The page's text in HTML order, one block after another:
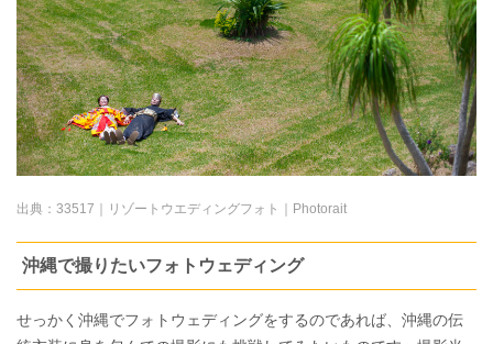
出典： 33517｜リゾートウエディングフォト｜Photorait
沖縄で撮りたいフォトウェディング
せっかく沖縄でフォトウェディングをするのであれば、沖縄の伝